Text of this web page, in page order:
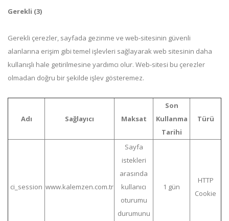
Gerekli (3)
Gerekli çerezler, sayfada gezinme ve web-sitesinin güvenli
alanlarına erişim gibi temel işlevleri sağlayarak web sitesinin daha
kullanışlı hale getirilmesine yardımcı olur. Web-sitesi bu çerezler
olmadan doğru bir şekilde işlev gösteremez.
Adı Sağlayıcı Maksat
Son
Kullanma
Tarihi
Türü
ci_session www.kalemzen.com.tr
Sayfa
istekleri
arasında
kullanıcı
oturumu
durumunu
1 gün
HTTP
Cookie